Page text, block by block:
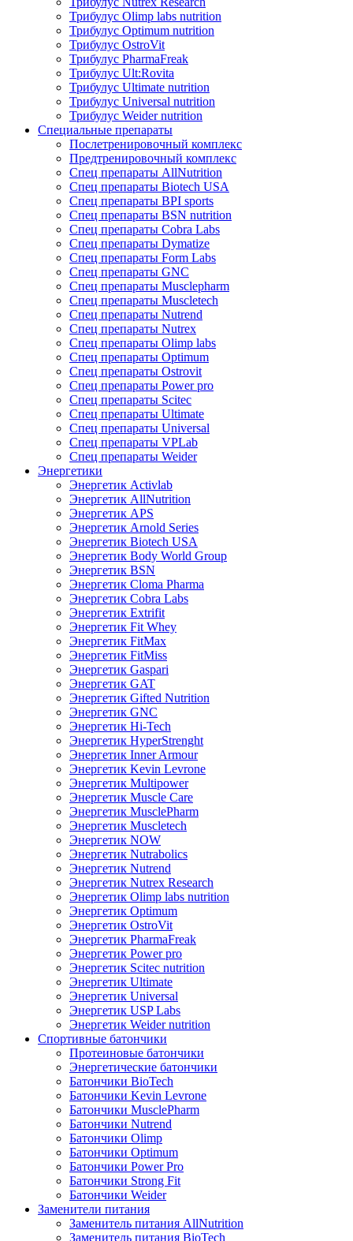
Трибулус Olimp labs nutrition
Трибулус Optimum nutrition
Трибулус OstroVit
Трибулус PharmaFreak
Трибулус Ult:Rovita
Трибулус Ultimate nutrition
Трибулус Universal nutrition
Трибулус Weider nutrition
Специальные препараты
Послетренировочный комплекс
Предтренировочный комплекс
Спец препараты AllNutrition
Спец препараты Biotech USA
Спец препараты BPI sports
Спец препараты BSN nutrition
Спец препараты Cobra Labs
Спец препараты Dymatize
Спец препараты Form Labs
Спец препараты GNC
Спец препараты Musclepharm
Спец препараты Muscletech
Спец препараты Nutrend
Спец препараты Nutrex
Спец препараты Olimp labs
Спец препараты Optimum
Спец препараты Ostrovit
Спец препараты Power pro
Спец препараты Scitec
Спец препараты Ultimate
Спец препараты Universal
Спец препараты VPLab
Спец препараты Weider
Энергетики
Энергетик Activlab
Энергетик AllNutrition
Энергетик APS
Энергетик Arnold Series
Энергетик Biotech USA
Энергетик Body World Group
Энергетик BSN
Энергетик Cloma Pharma
Энергетик Cobra Labs
Энергетик Extrifit
Энергетик Fit Whey
Энергетик FitMax
Энергетик FitMiss
Энергетик Gaspari
Энергетик GAT
Энергетик Gifted Nutrition
Энергетик GNC
Энергетик Hi-Tech
Энергетик HyperStrenght
Энергетик Inner Armour
Энергетик Kevin Levrone
Энергетик Multipower
Энергетик Muscle Care
Энергетик MusclePharm
Энергетик Muscletech
Энергетик NOW
Энергетик Nutrabolics
Энергетик Nutrend
Энергетик Nutrex Research
Энергетик Olimp labs nutrition
Энергетик Optimum
Энергетик OstroVit
Энергетик PharmaFreak
Энергетик Power pro
Энергетик Scitec nutrition
Энергетик Ultimate
Энергетик Universal
Энергетик USP Labs
Энергетик Weider nutrition
Спортивные батончики
Протеиновые батончики
Энергетические батончики
Батончики BioTech
Батончики Kevin Levrone
Батончики MusclePharm
Батончики Nutrend
Батончики Olimp
Батончики Optimum
Батончики Power Pro
Батончики Strong Fit
Батончики Weider
Заменители питания
Заменитель питания AllNutrition
Заменитель питания BioTech